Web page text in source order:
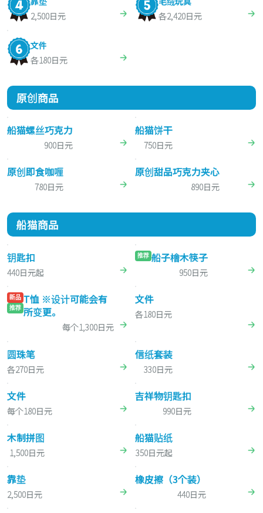
2,500日元
各2,420日元
文件
各180日元
原创商品
船猫螺丝巧克力
900日元
船猫饼干
750日元
原创即食咖喱
780日元
原创甜品巧克力夹心
890日元
船猫商品
钥匙扣
440日元起
推荐 船子檜木筷子
950日元
新品
推荐
T恤 ※设计可能会有
所变更。
每个1,300日元
文件
各180日元
圆珠笔
各270日元
信纸套装
330日元
文件
每个180日元
吉祥物钥匙扣
990日元
木制拼图
1,500日元
船猫贴纸
350日元起
靠垫
2,500日元
橡皮擦（3个装）
440日元